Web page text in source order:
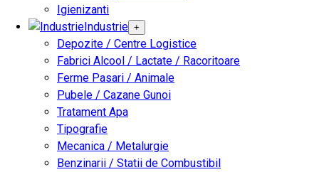
Igienizanti
Industrie +
Depozite / Centre Logistice
Fabrici Alcool / Lactate / Racoritoare
Ferme Pasari / Animale
Pubele / Cazane Gunoi
Tratament Apa
Tipografie
Mecanica / Metalurgie
Benzinarii / Statii de Combustibil